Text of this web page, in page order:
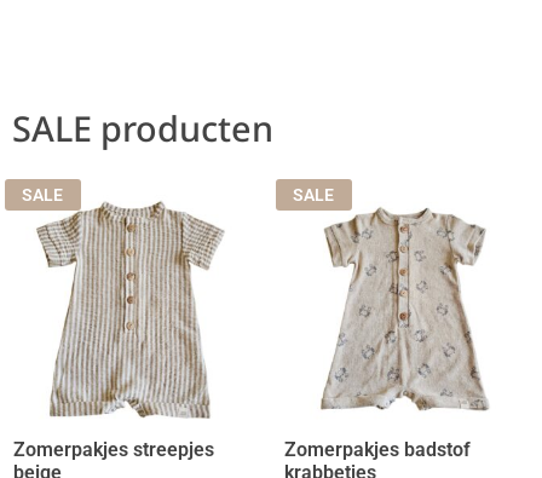
SALE producten
SALE
Zomerpakjes streepjes
beige
SALE
Zomerpakjes badstof
krabbetjes